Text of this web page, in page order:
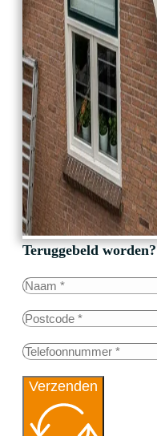
Teruggebeld worden?
Verzenden